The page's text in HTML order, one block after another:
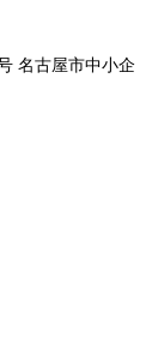
名古屋市中小企